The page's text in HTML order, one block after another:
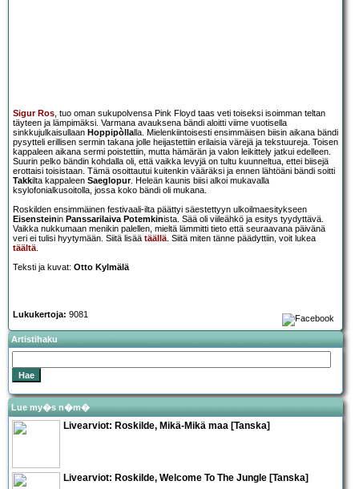
Sigur Ros, tuo oman sukupolvensa Pink Floyd taas veti toiseksi isoimman teltan
täyteen ja lämpimäksi. Varmana avauksena bändi aloitti viime vuotisella
sinkkujulkaisullaan Hoppipòllalla. Mielenkiintoisesti ensimmäisen biisin aikana bändi
pysytteli erillisen sermin takana jolle heijastettiin erilaisia värejä ja tekstuureja. Toisen
kappaleen aikana sermi poistettiin, mutta hämärän ja valon leikittely jatkui edelleen.
Suurin pelko bändin kohdalla oli, että vaikka levyjä on tultu kuunneltua, ettei biisejä
erottaisi toisistaan. Tämä osoittautui kuitenkin vääräksi ja ennen lähtöäni bändi soitti
Takkilta kappaleen Saeglopur. Heleän kaunis biisi alkoi mukavalla
ksylofonialkusoitolla, jossa koko bändi oli mukana.
Roskilden ensimmäinen festivaali-ilta päättyi säestettyyn ulkoilmaesitykseen
Eisensteinin Panssarilaiva Potemkinista. Sää oli viileähkö ja esitys tyydyttävä.
Vaikka nukkumaan menikin palellen, mieltä lämmitti tieto että seuraavana päivänä
veri ei tulisi hyytymään. Siitä lisää täällä. Siitä miten tänne päädyttiin, voit lukea
täältä.
Teksti ja kuvat: Otto Kylmälä
Lukukertoja: 9081
Artistihaku
Lue my�s n�m�
Livearviot: Roskilde, Mikä-Mikä maa [Tanska]
Livearviot: Roskilde, Welcome To The Jungle [Tanska]